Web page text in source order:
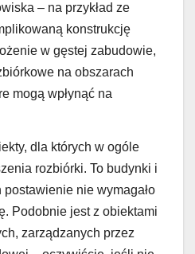
– na przykład ze
konstrukcję
w gęstej zabudowie,
na obszarach
mogą wpłynąć na
dla których w ogóle
rozbiórki. To budynki i
nie wymagało
Podobnie jest z obiektami
zarządzanych przez